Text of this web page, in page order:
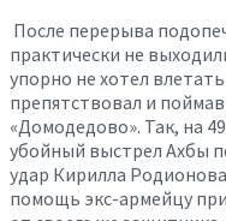
После перерыва
практически не
упорно не хотел
препятствовал и
«Домодедово». Так, на
убойный выстрел Ахбы
удар Кирилла
помощь экс-армейцу